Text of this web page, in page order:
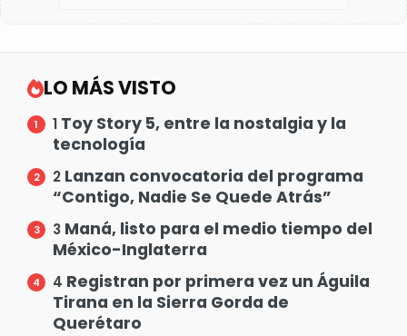
LO MÁS VISTO
1 Toy Story 5, entre la nostalgia y la
tecnología
2 Lanzan convocatoria del programa
“Contigo, Nadie Se Quede Atrás”
3 Maná, listo para el medio tiempo del
México-Inglaterra
4 Registran por primera vez un Águila
Tirana en la Sierra Gorda de
Querétaro